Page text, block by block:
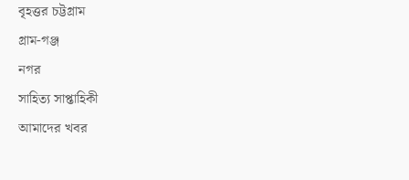
বৃহত্তর চট্টগ্রাম
গ্রাম-গঞ্জ
নগর
সাহিত্য সাপ্তাহিকী
আমাদের খবর